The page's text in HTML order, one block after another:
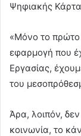
Ψηφιακής
«Μόνο το πρώτο
εφαρμογή που
Εργασίας,
του
Άρα, λοιπόν,
κοινωνία, το